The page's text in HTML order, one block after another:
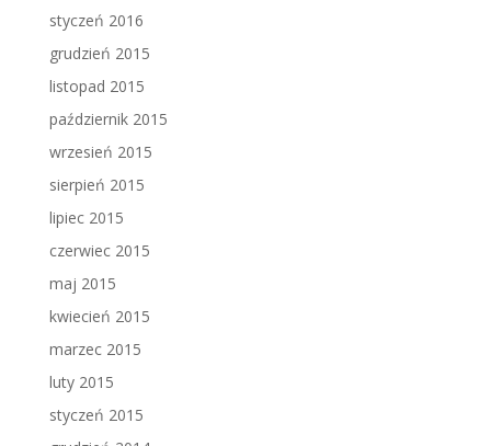
styczeń 2016
grudzień 2015
listopad 2015
październik 2015
wrzesień 2015
sierpień 2015
lipiec 2015
czerwiec 2015
maj 2015
kwiecień 2015
marzec 2015
luty 2015
styczeń 2015